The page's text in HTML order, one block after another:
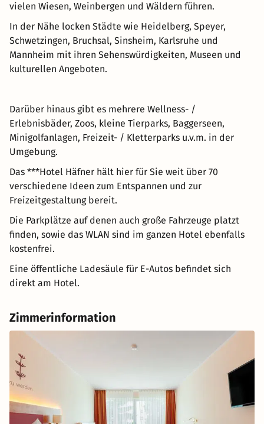
vielen Wiesen, Weinbergen und Wäldern führen.
In der Nähe locken Städte wie Heidelberg, Speyer,
Schwetzingen, Bruchsal, Sinsheim, Karlsruhe und
Mannheim mit ihren Sehenswürdigkeiten, Museen und
kulturellen Angeboten.
Darüber hinaus gibt es mehrere Wellness- /
Erlebnisbäder, Zoos, kleine Tierparks, Baggerseen,
Minigolfanlagen, Freizeit- / Kletterparks u.v.m. in der
Umgebung.
Das ***Hotel Häfner hält hier für Sie weit über 70
verschiedene Ideen zum Entspannen und zur
Freizeitgestaltung bereit.
Die Parkplätze auf denen auch große Fahrzeuge platzt
finden, sowie das WLAN sind im ganzen Hotel ebenfalls
kostenfrei.
Eine öffentliche Ladesäule für E-Autos befindet sich
direkt am Hotel.
Zimmerinformation